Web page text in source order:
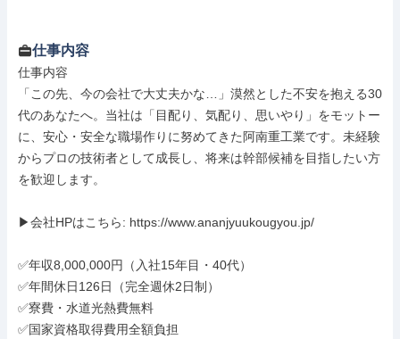
仕事内容
仕事内容
「この先、今の会社で大丈夫かな…」漠然とした不安を抱える30
代のあなたへ。当社は「目配り、気配り、思いやり」をモットー
に、安心・安全な職場作りに努めてきた阿南重工業です。未経験
からプロの技術者として成長し、将来は幹部候補を目指したい方
を歓迎します。
▶会社HPはこちら: https://www.ananjyuukougyou.jp/
✅年収8,000,000円（入社15年目・40代）
✅年間休日126日（完全週休2日制）
✅寮費・水道光熱費無料
✅国家資格取得費用全額負担